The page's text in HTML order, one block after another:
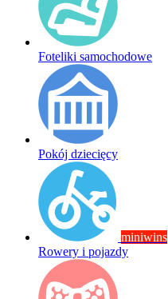
Foteliki samochodowe
Pokój dziecięcy
miniwins
Rowery i pojazdy